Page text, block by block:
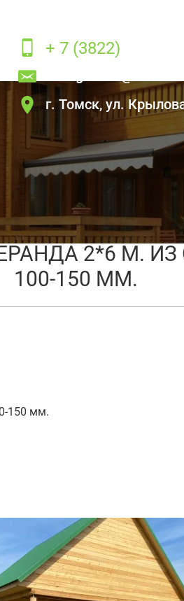
+ 7 (3822)
г. Томск, ул.
2*6 м. из строганного
2*6 М. ИЗ
100-150 ММ.
150 мм.